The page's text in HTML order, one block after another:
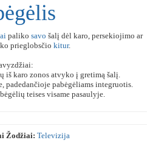
paliko savo šalį dėl karo, persekiojimo ar
prieglobsčio kitur.
iš karo zonos atvyko į gretimą šalį.
padedančioje pabėgėliams integruotis.
teises visame pasaulyje.
Žodžiai: Televizija